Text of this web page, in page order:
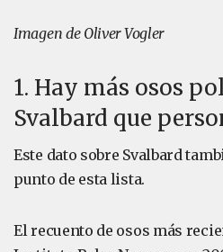
Imagen de Oliver Vogler
1. Hay más osos
Svalbard que
Este dato sobre Svalbard
punto de esta lista.
El recuento de osos más